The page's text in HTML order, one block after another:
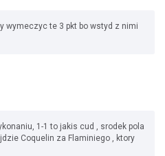
wymeczyc te 3 pkt bo wstyd z nimi
1-1 to jakis cud , srodek pola
Coquelin za Flaminiego , ktory